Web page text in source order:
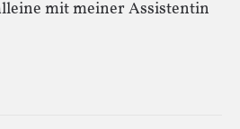
mit meiner Assistentin